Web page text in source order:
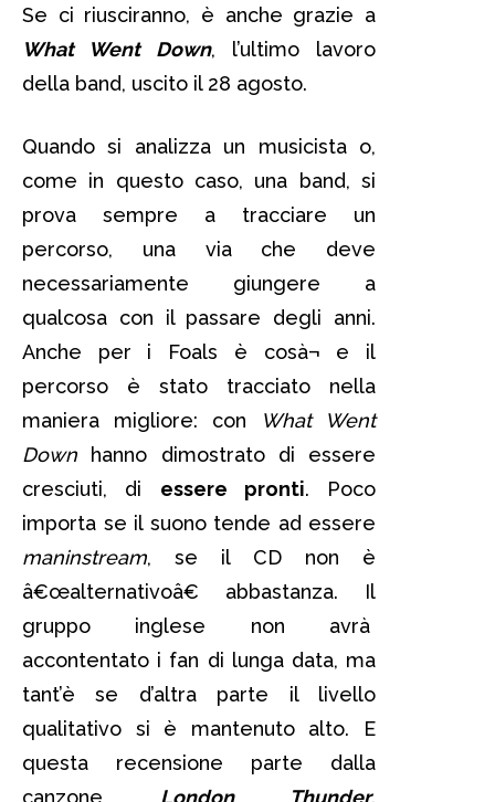
Se ci riusciranno, è anche grazie a
What Went Down, l’ultimo lavoro
della band, uscito il 28 agosto.
Quando si analizza un musicista o,
come in questo caso, una band, si
prova sempre a tracciare un
percorso, una via che deve
necessariamente giungere a
qualcosa con il passare degli anni.
Anche per i Foals è cosà¬ e il
percorso è stato tracciato nella
maniera migliore: con
What Went
Down hanno dimostrato di essere
cresciuti, di essere pronti. Poco
importa se il suono tende ad essere
maninstream, se il CD non è
â€œalternativoâ€ abbastanza. Il
gruppo inglese non avrà
accontentato i fan di lunga data, ma
tant’è se d’altra parte il livello
qualitativo si è mantenuto alto. E
questa recensione parte dalla
canzone London Thunder.